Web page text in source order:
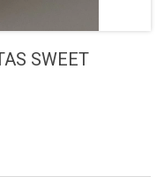
SWEET